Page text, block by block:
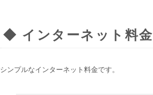
◆ インターネット料金
シンプルなインターネット料金です。